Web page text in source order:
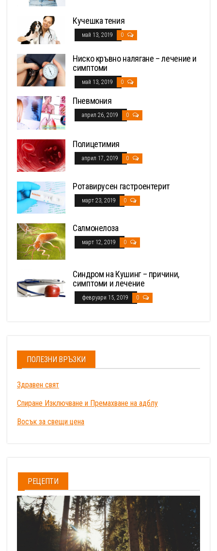
Кучешка тения
май 13, 2019 0
Ниско кръвно налягане – лечение и
симптоми
май 13, 2019 0
Пневмония
април 26, 2019 0
Полицетимия
април 17, 2019 0
Ротавирусен гастроентерит
март 23, 2019 0
Салмонелоза
март 12, 2019 0
Синдром на Кушинг – причини,
симптоми и лечение
февруари 15, 2019 0
ПОЛЕЗНИ ВРЪЗКИ
Здравен свят
Спиране Изключване и Премахване на адблу
Восък за свещи цена
РЕЦЕПТИ